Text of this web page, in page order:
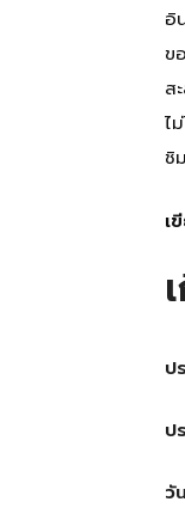
อิ
ข
ส
ไ
ชิ
เ
ป
ป
วั